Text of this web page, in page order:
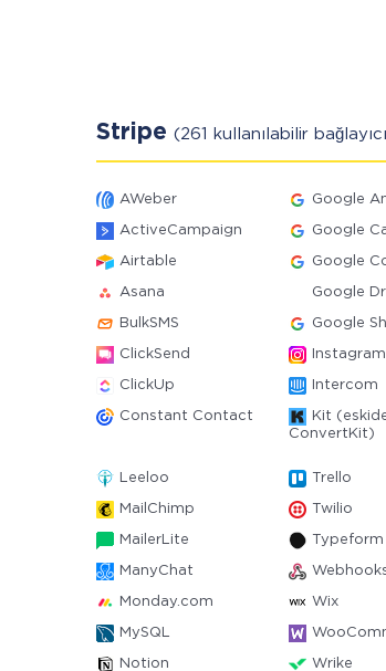
Stripe (261 kullanılabilir
AWeber Google
ActiveCampaign Google
Airtable Google
Asana Google
BulkSMS Google
ClickSend Instagram
ClickUp Intercom
Constant Contact
Kit
ConvertKit)
Leeloo Trello
MailChimp Twilio
MailerLite Typeform
ManyChat
Monday.com Wix
MySQL
Notion Wrike